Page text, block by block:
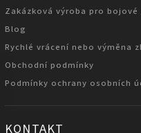
Zakázková výroba pro bojové
Blog
Rychlé vrácení nebo výměna
Obchodní podmínky
Podmínky ochrany osobních
KONTAKT